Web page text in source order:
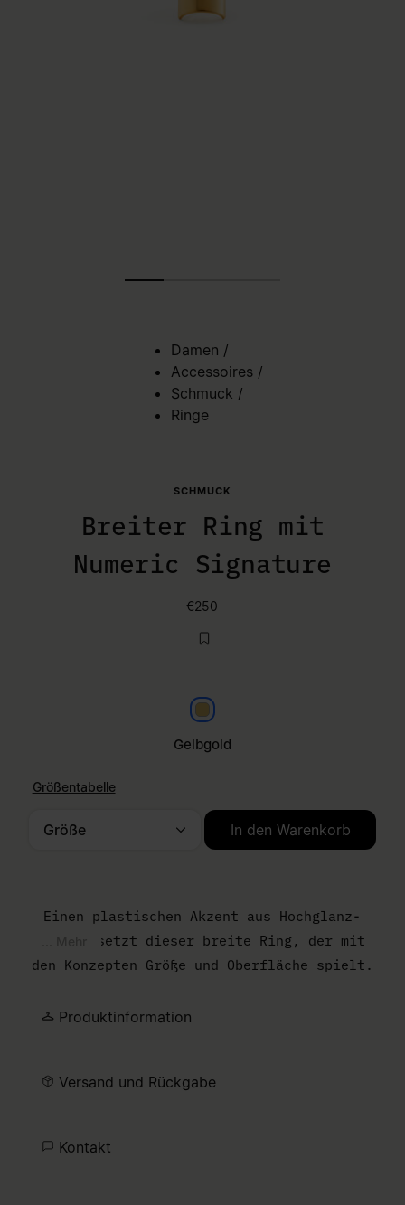
Damen /
Accessoires /
Schmuck /
Ringe
SCHMUCK
Breiter Ring mit
Numeric Signature
€250
Gelbgold
Gelbgold
Größentabelle
In den Warenkorb
Einen plastischen Akzent aus Hochglanz-
Metall setzt dieser breite Ring, der mit
den Konzepten Größe und Oberfläche spielt.
in eine solide Schale, die von der Numeric
unkonventionellen Designphilosophie.
Produktinformation
Versand und Rückgabe
Kontakt